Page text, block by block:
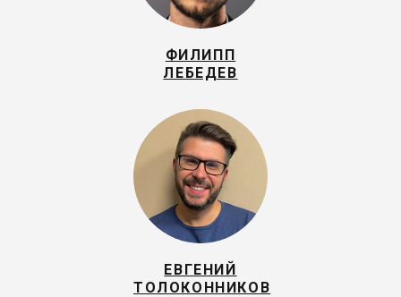
ФИЛИПП
ЛЕБЕДЕВ
ЕВГЕНИЙ
ТОЛОКОННИКОВ